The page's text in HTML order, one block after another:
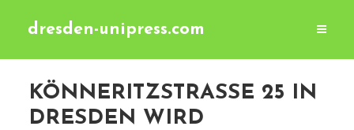
dresden-unipress.com
KÖNNERITZSTRASSE 25 IN D
RESDEN WIRD A